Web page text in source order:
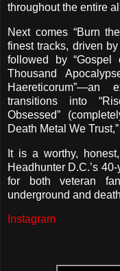
throughout the entire
Next comes “Burn
finest tracks, driven
followed by “Gospel
Thousand
Haereticorum”—an
transitions into
Obsessed”
Death Metal We
It is a worthy,
Headhunter D.C.’s
for both veteran
underground and
Instagram